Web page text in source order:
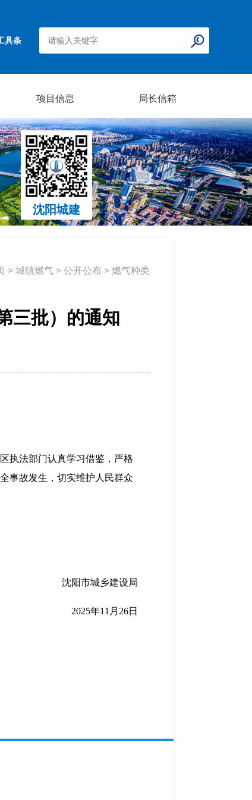
具条
项目信息 局长信箱
沈阳城建
> 城镇燃气 > 公开公布 > 燃气种类
三批）的通知
执法部门认真学习借鉴，严格
事故发生，切实维护人民群众
沈阳市城乡建设局
2025年11月26日